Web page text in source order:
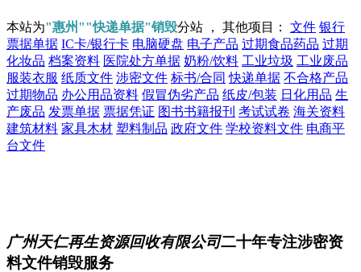
本站为"惠州""快递单据"销毁分站 ， 其他项目： 文件 银行
票据单据 IC卡/银行卡 电脑硬盘 电子产品 过期食品药品 过期
化妆品 档案资料 医院处方单据 奶粉/饮料 工业垃圾 工业废品
服装衣服 纸质文件 涉密文件 标书/合同 快递单据 不合格产品
过期物品 办公用品资料 假冒伪劣产品 纸皮/包装 日化用品 生
产废品 发票单据 票据凭证 图书书籍报刊 考试试卷 海关资料
建筑材料 家具木材 塑料制品 政府文件 学校资料文件 电商平
台文件
广州天仁再生资源回收有限公司二十年专注涉密资
料文件销毁服务